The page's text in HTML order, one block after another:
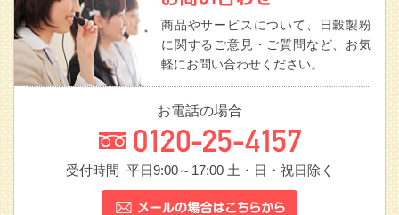
商品やサービスについて、日穀製粉
に関するご意見・ご質問など、お気
軽にお問い合わせください。
お電話の場合
受付時間 平日9:00～17:00土・日・祝日除く